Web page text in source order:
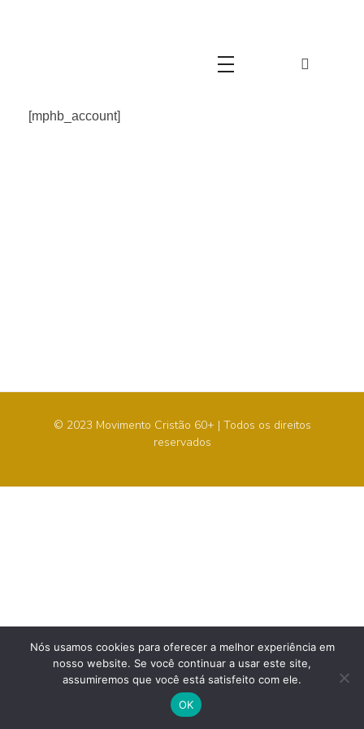
[mphb_account]
© 2023 Movimento Cristão 60+ | Todos os direitos
reservados
Nós usamos cookies para oferecer a melhor experiência em
nosso website. Se você continuar a usar este site,
assumiremos que você está satisfeito com ele.
OK